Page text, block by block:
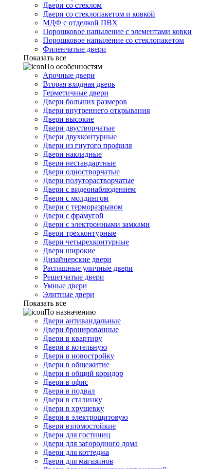
Двери со стеклом
Двери со стеклопакетом и ковкой
МДФ с отделкой ПВХ
Порошковое напыление с элементами ковки
Порошковое напыление со стеклопакетом
Филенчатые двери
Показать все
По особенностям
Арочные двери
Вторая входная дверь
Герметичные двери
Двери больших размеров
Двери внутреннего открывания
Двери высокие
Двери двустворчатые
Двери двухконтурные
Двери из гнутого профиля
Двери накладные
Двери нестандартные
Двери одностворчатые
Двери полуторастворчатые
Двери с видеонаблюдением
Двери с молдингом
Двери с терморазрывом
Двери с фрамугой
Двери с электронными замками
Двери трехконтурные
Двери четырехконтурные
Двери широкие
Дизайнерские двери
Распашные уличные двери
Решетчатые двери
Умные двери
Элитные двери
Показать все
По назначению
Двери антивандальные
Двери бронированные
Двери в квартиру
Двери в котельную
Двери в новостройку
Двери в общежитие
Двери в общий коридор
Двери в офис
Двери в подвал
Двери в сталинку
Двери в хрущевку
Двери в электрощитовую
Двери взломостойкие
Двери для гостиниц
Двери для загородного дома
Двери для коттеджа
Двери для магазинов